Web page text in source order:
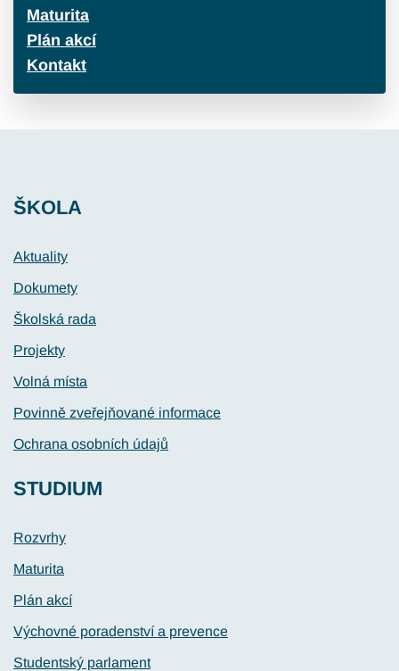
Maturita
Plán akcí
Kontakt
ŠKOLA
Aktuality
Dokumety
Školská rada
Projekty
Volná místa
Povinně zveřejňované informace
Ochrana osobních údajů
STUDIUM
Rozvrhy
Maturita
Plán akcí
Výchovné poradenství a prevence
Studentský parlament